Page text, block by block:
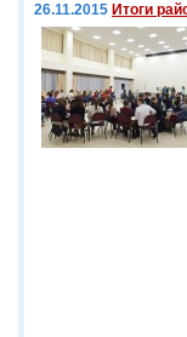
26.11.2015 Итоги